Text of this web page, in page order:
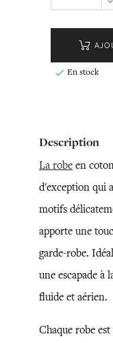
 En stock
Description
La robe en
d'exception qui
motifs
apporte une
garde-robe.
une escapade à
fluide et aérien.
Chaque robe